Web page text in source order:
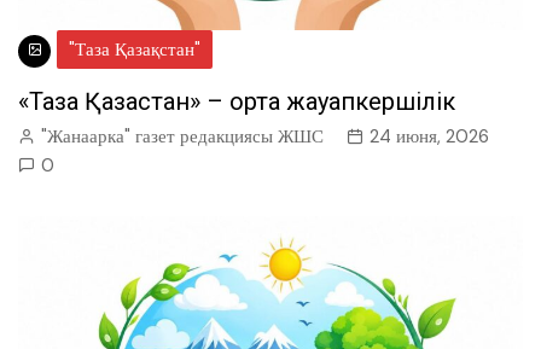
"Таза Қазақстан"
«Таза Қазақстан» – ортақ жауапкершілік
"Жанаарка" газет редакциясы ЖШС
24 июня, 2026
0